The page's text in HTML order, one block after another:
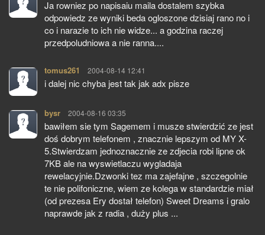
Ja rowniez po napisaiu maila dostalem szybka
odpowiedz ze wyniki beda ogloszone dzisiaj rano no i
co i narazie to ich nie widze... a godzina raczej
przedpoludniowa a nie ranna....
tomus261 pisze:
2004-08-14 12:41
i dalej nic chyba jest tak jak adx pisze
bysr pisze:
2004-08-16 03:35
bawiłem sie tym Sagemem i musze stwierdzić ze jest
doś dobrym telefonem , znacznie lepszym od MY X-
5.Stwierdzam jednoznacznie ze zdjecia robi lipne ok
7KB ale na wyswietlaczu wygladaja
rewelacyjnie.Dzwonki tez ma zajefajne , szczegolnie
te nie polifoniczne, wiem ze kolega w standardzie miał
(od prezesa Ery dostał telefon) Sweet Dreams i gralo
naprawde jak z radia , duży plus ...